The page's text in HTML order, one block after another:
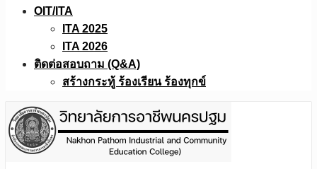
OIT/ITA
ITA 2025
ITA 2026
ติดต่อสอบถาม (Q&A)
สร้างกระทู้ ร้องเรียน ร้องทุกข์